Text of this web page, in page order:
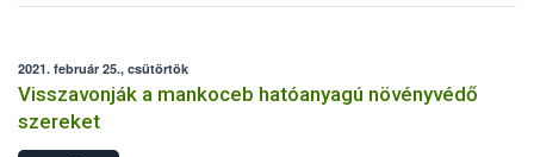
2021. február 25., csütörtök
Visszavonják a mankoceb hatóanyagú növényvédő
szereket